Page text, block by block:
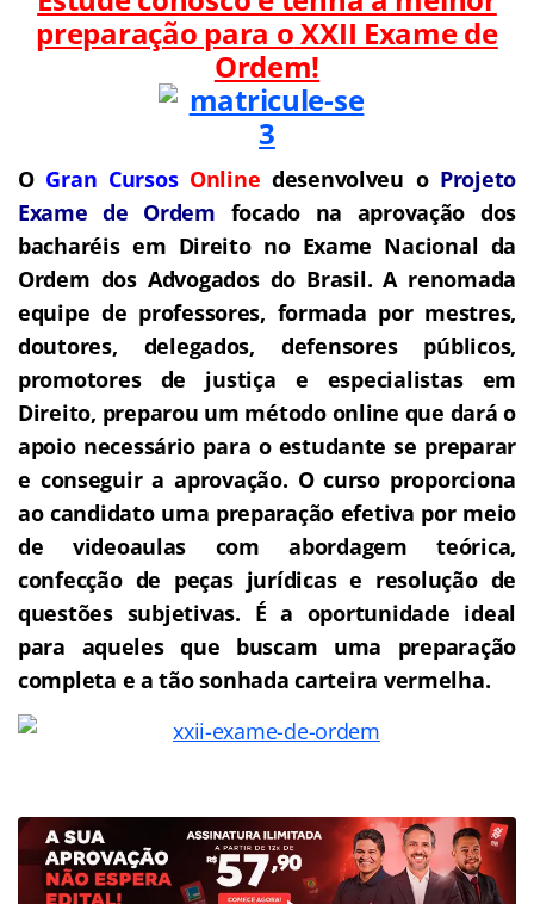
preparação para oXXII Exame de
Ordem!
O Gran Cursos Online desenvolveu o Projeto
Exame de Ordem focado na aprovação dos
bacharéis em Direito no Exame Nacional da
Ordem dos Advogados do Brasil. A renomada
equipe de professores, formada por mestres,
doutores, delegados, defensores públicos,
promotores de justiça e especialistas em
Direito, preparou um método online que dará o
apoio necessário para o estudante se preparar
e conseguir a aprovação. O curso proporciona
ao candidato uma preparação efetiva por meio
de videoaulas com abordagem teórica,
confecção de peças jurídicas e resolução de
questões subjetivas. É a oportunidade ideal
para aqueles que buscam uma preparação
completa e a tão sonhada carteira vermelha.